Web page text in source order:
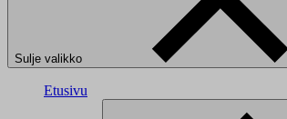
Sulje valikko
Etusivu